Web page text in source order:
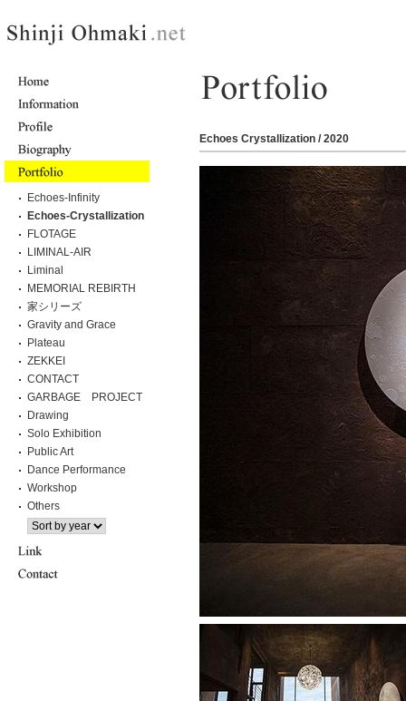
Echoes Crystallization / 2020
Echoes-Infinity
Echoes-Crystallization
FLOTAGE
LIMINAL-AIR
Liminal
MEMORIAL REBIRTH
家シリーズ
Gravity and Grace
Plateau
ZEKKEI
CONTACT
GARBAGE PROJECT
Drawing
Solo Exhibition
Public Art
Dance Performance
Workshop
Others